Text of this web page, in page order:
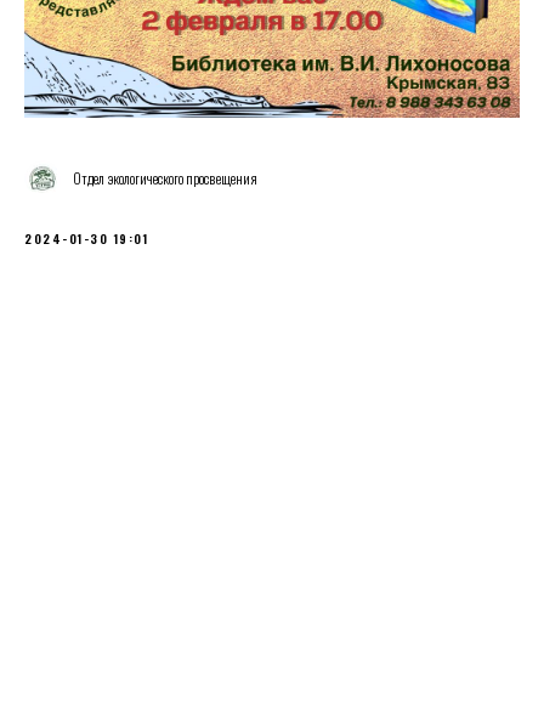
Отдел экологического просвещения
2024-01-30 19:01